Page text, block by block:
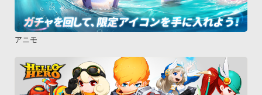
アニモ